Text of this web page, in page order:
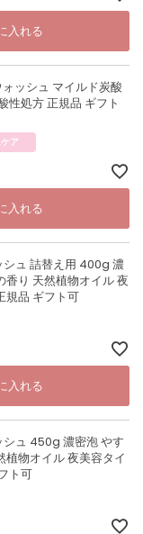
入れる
ッシュ マイルド炭酸
性処方 正規品 ギフト
ア
入れる
ュ 詰替え用 400g 濃
香り 天然植物オイル 夜
規品 ギフト可
入れる
ュ 450g 濃密泡 やす
植物オイル 夜美容タイ
ト可